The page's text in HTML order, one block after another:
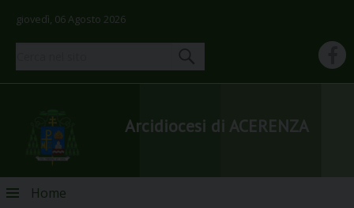
giovedì, 06 Agosto 2026
Arcidiocesi di ACERENZA
Skip
Home